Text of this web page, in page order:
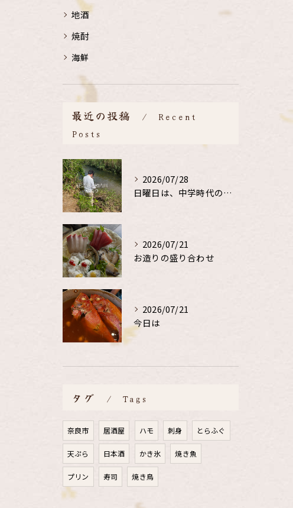
地酒
焼酎
海鮮
最近の投稿
Recent
Posts
2026/07/28
日曜日は、中学時代の、同級生と鮎釣り
2026/07/21
お造りの盛り合わせ
2026/07/21
今日は
タグ Tags
奈良市 居酒屋 ハモ 刺身 とらふぐ
天ぷら 日本酒 かき氷 焼き魚
プリン 寿司 焼き鳥